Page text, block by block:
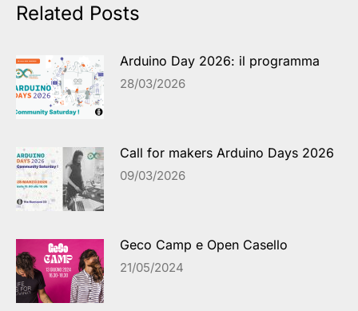
Related Posts
Arduino Day 2026: il programma
28/03/2026
Call for makers Arduino Days 2026
09/03/2026
Geco Camp e Open Casello
21/05/2024